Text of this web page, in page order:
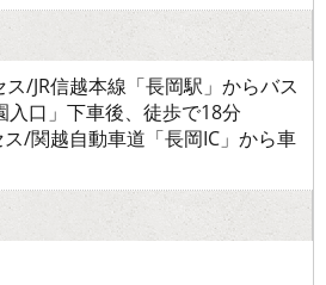
/JR信越本線「長岡駅」からバス
入口」下車後、徒歩で18分
/関越自動車道「長岡IC」から車